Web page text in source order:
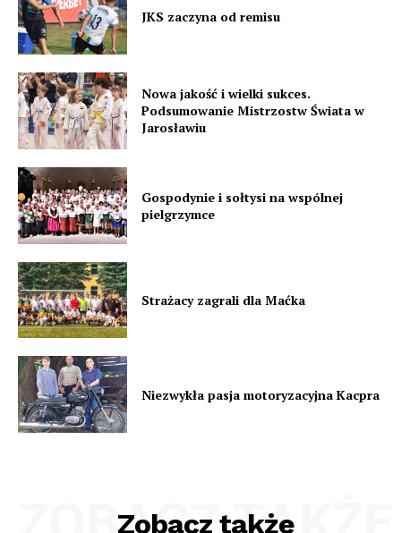
JKS zaczyna od remisu
Nowa jakość i wielki sukces.
Podsumowanie Mistrzostw Świata w
Jarosławiu
Gospodynie i sołtysi na wspólnej
pielgrzymce
Strażacy zagrali dla Maćka
Niezwykła pasja motoryzacyjna Kacpra
Zobacz także